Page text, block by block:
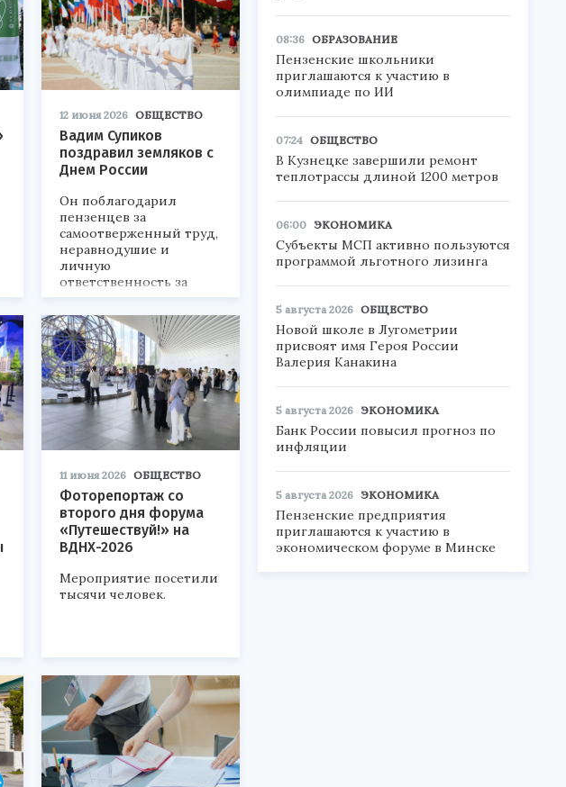
12 июня 2026 ОБЩЕСТВО
Вадим Супиков
поздравил земляков с
Днем России
Он поблагодарил
пензенцев за
самоотверженный труд,
неравнодушие и
личную
ответственность за
судьбу Отечества.
11 июня 2026 ОБЩЕСТВО
Фоторепортаж со
второго дня форума
«Путешествуй!» на
ВДНХ-2026
Мероприятие посетили
тысячи человек.
08:36 ОБРАЗОВАНИЕ
Пензенские школьники
приглашаются к участию в
олимпиаде по ИИ
07:24 ОБЩЕСТВО
В Кузнецке завершили ремонт
теплотрассы длиной 1200 метров
06:00 ЭКОНОМИКА
Субъекты МСП активно пользуются
программой льготного лизинга
5 августа 2026 ОБЩЕСТВО
Новой школе в Лугометрии
присвоят имя Героя России
Валерия Канакина
5 августа 2026 ЭКОНОМИКА
Банк России повысил прогноз по
инфляции
5 августа 2026 ЭКОНОМИКА
Пензенские предприятия
приглашаются к участию в
экономическом форуме в Минске